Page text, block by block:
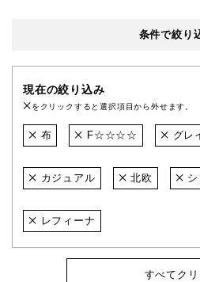
条件で絞り
現在の絞り込み
をクリックすると選択項目から外せます。
布 F☆☆☆☆ グレ
カジュアル 北欧
レフィーナ
すべてクリ